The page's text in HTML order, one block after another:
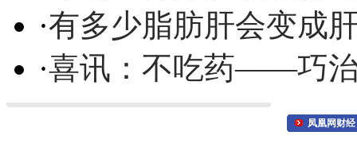
·有多少脂肪肝会变成
·喜讯：不吃药——巧
凤凰网财经